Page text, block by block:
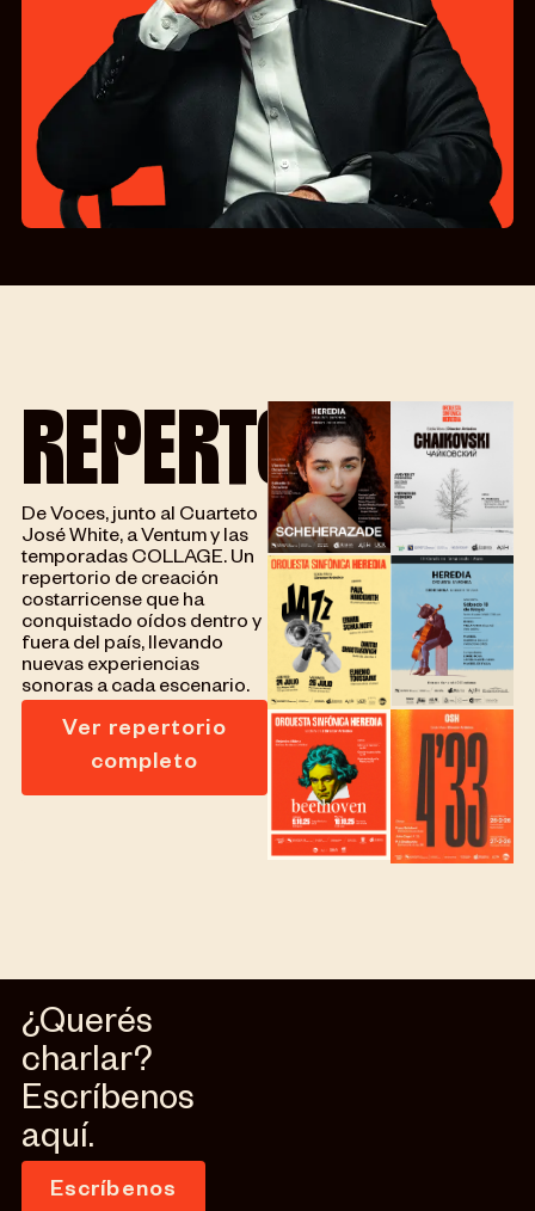
REPERTORIO
De Voces, junto al Cuarteto
José White, a Ventum y las
temporadas COLLAGE. Un
repertorio de creación
costarricense que ha
conquistado oídos dentro y
fuera del país, llevando
nuevas experiencias
sonoras a cada escenario.
Ver repertorio
completo
¿Querés
charlar?
Escríbenos
aquí.
Escríbenos